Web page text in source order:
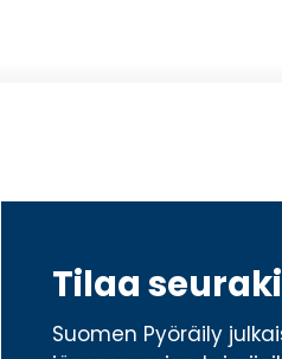
Tilaa
Suomen Pyöräily